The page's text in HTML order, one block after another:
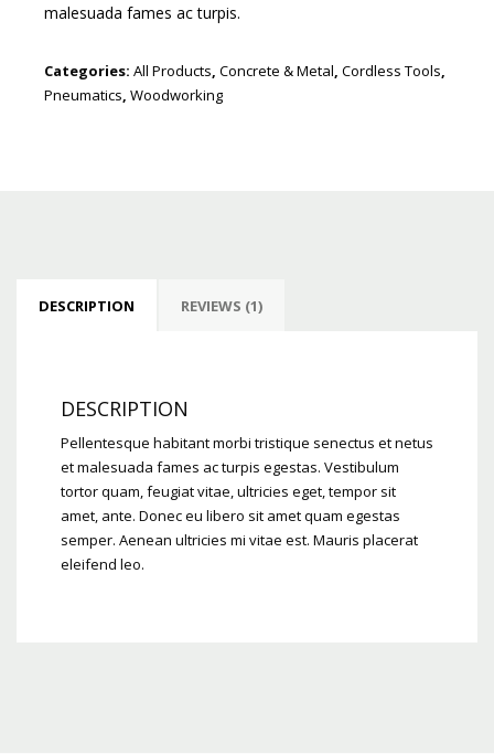
malesuada fames ac turpis.
Categories: All Products Concrete & Metal Cordless Tools
Pneumatics Woodworking
DESCRIPTION REVIEWS (1)
DESCRIPTION
Pellentesque habitant morbi tristique senectus et netus
et malesuada fames ac turpis egestas. Vestibulum
tortor quam, feugiat vitae, ultricies eget, tempor sit
amet, ante. Donec eu libero sit amet quam egestas
semper. Aenean ultricies mi vitae est. Mauris placerat
eleifend leo.